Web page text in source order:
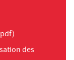
des